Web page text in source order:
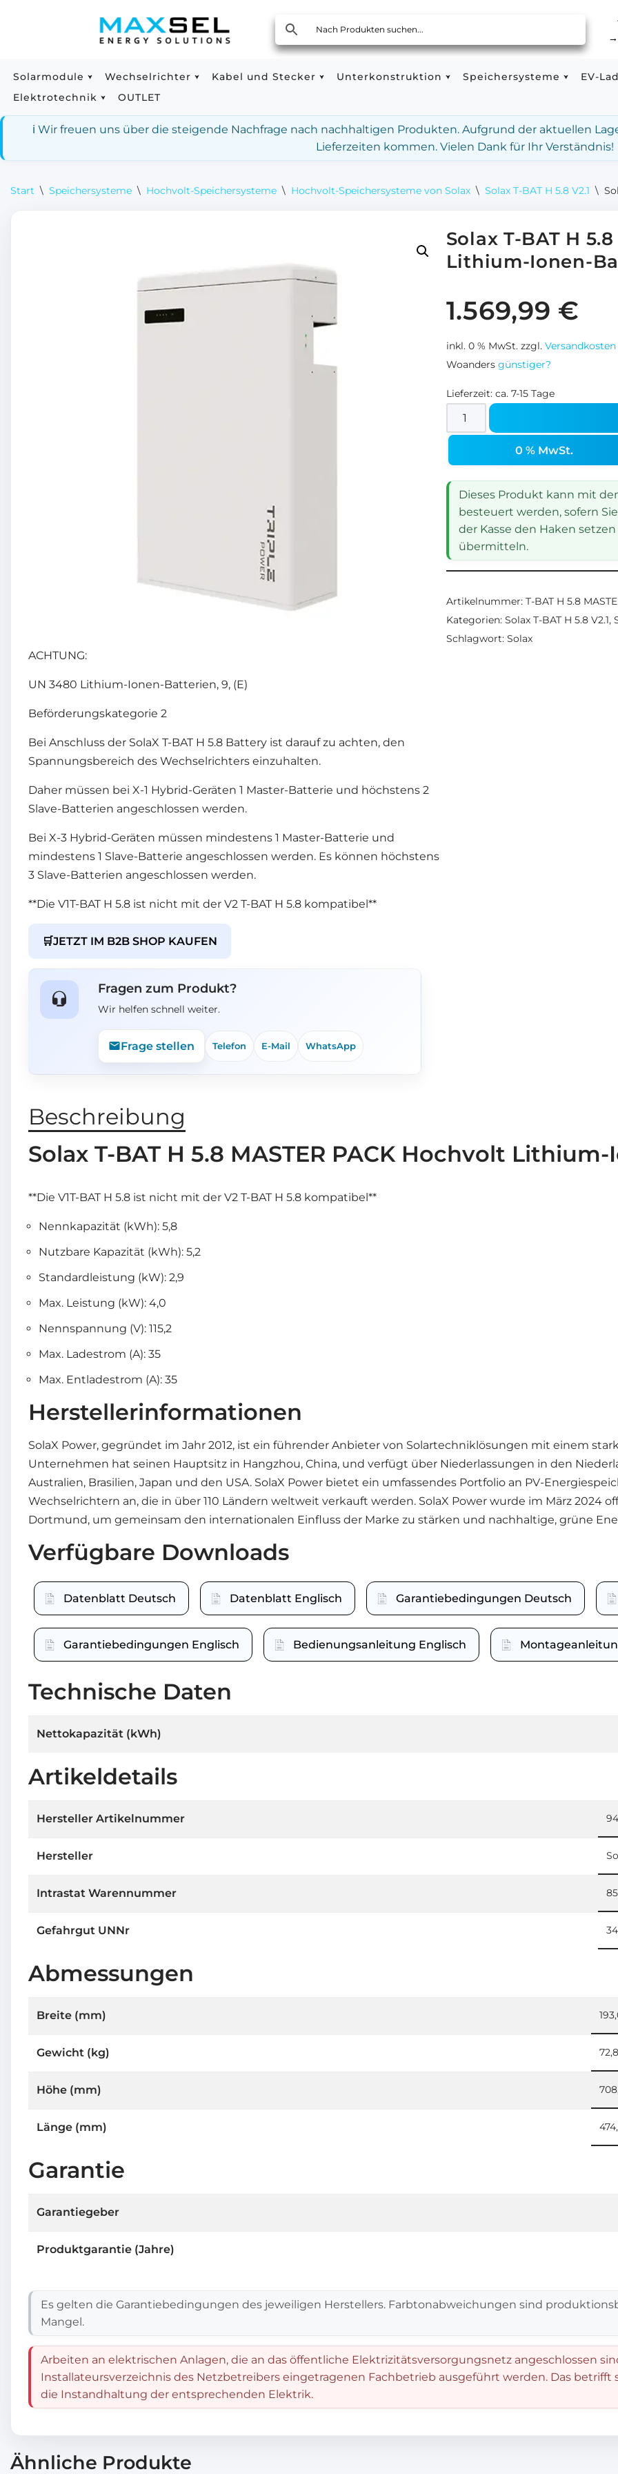
springen
→
Solarmodule Wechselrichter Kabel und Stecker Unterkonstruktion Speichersysteme EV-
Elektrotechnik
OUTLET
ℹ️ Wir freuen uns über die steigende Nachfrage nach nachhaltigen Produkten. Aufgrund der aktuellen
Lieferzeiten kommen. Vielen Dank für Ihr Verständnis!
Start \ Speichersysteme \ Hochvolt-Speichersysteme \ Hochvolt-Speichersysteme von Solax \ Solax T-BAT H 5.8 V2.1 \
ACHTUNG:
UN 3480 Lithium-Ionen-Batterien, 9, (E)
Beförderungskategorie 2
Bei Anschluss der SolaX T-BAT H 5.8 Battery ist darauf zu achten, den
Spannungsbereich des Wechselrichters einzuhalten.
Daher müssen bei X-1 Hybrid-Geräten 1 Master-Batterie und höchstens 2
Slave-Batterien angeschlossen werden.
Bei X-3 Hybrid-Geräten müssen mindestens 1 Master-Batterie und
mindestens 1 Slave-Batterie angeschlossen werden. Es können höchstens
3 Slave-Batterien angeschlossen werden.
**Die V1T-BAT H 5.8 ist nicht mit der V2 T-BAT H 5.8 kompatibel**
🛒JETZT IM B2B SHOP KAUFEN
Fragen zum Produkt?
Wir helfen schnell weiter.
Frage stellen Telefon E-Mail WhatsApp
Solax T-BAT H
Lithium-Ionen-
1.569,99 €
inkl. 0 % MwSt. zzgl. Versandkosten
Woanders günstiger?
Lieferzeit: ca. 7-15 Tage
0 % MwSt.
Dieses Produkt kann mit
besteuert werden, sofern
der Kasse den Haken
übermitteln.
Artikelnummer: T-BAT H 5.8
Kategorien: Solax T-BAT H 5.8 V2.1,
Schlagwort: Solax
Beschreibung
Solax T-BAT H 5.8 MASTER PACK Hochvolt
**Die V1T-BAT H 5.8 ist nicht mit der V2 T-BAT H 5.8 kompatibel**
Nennkapazität (kWh): 5,8
Nutzbare Kapazität (kWh): 5,2
Standardleistung (kW): 2,9
Max. Leistung (kW): 4,0
Nennspannung (V): 115,2
Max. Ladestrom (A): 35
Max. Entladestrom (A): 35
Herstellerinformationen
SolaX Power, gegründet im Jahr 2012, ist ein führender Anbieter von Solartechniklösungen mit einem
Unternehmen hat seinen Hauptsitz in Hangzhou, China, und verfügt über Niederlassungen in den
Australien, Brasilien, Japan und den USA. SolaX Power bietet ein umfassendes Portfolio an PV-
Wechselrichtern an, die in über 110 Ländern weltweit verkauft werden. SolaX Power wurde im März 2024
Dortmund, um gemeinsam den internationalen Einfluss der Marke zu stärken und nachhaltige, grüne
Verfügbare Downloads
Datenblatt Deutsch Datenblatt Englisch Garantiebedingungen Deutsch
Garantiebedingungen Englisch Bedienungsanleitung Englisch
Technische Daten
Nettokapazität (kWh)
Artikeldetails
Hersteller Artikelnummer
Hersteller
Intrastat Warennummer
Gefahrgut UNNr
Abmessungen
Breite (mm)
Gewicht (kg)
Höhe (mm)
Länge (mm)
Garantie
Garantiegeber
Produktgarantie (Jahre)
Es gelten die Garantiebedingungen des jeweiligen Herstellers. Farbtonabweichungen sind
Mangel.
Arbeiten an elektrischen Anlagen, die an das öffentliche Elektrizitätsversorgungsnetz angeschlossen
Installateursverzeichnis des Netzbetreibers eingetragenen Fachbetrieb ausgeführt werden. Das
die Instandhaltung der entsprechenden Elektrik.
Ähnliche Produkte